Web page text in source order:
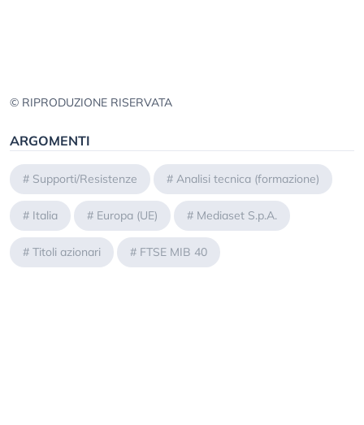
© RIPRODUZIONE RISERVATA
ARGOMENTI
# Supporti/Resistenze # Analisi tecnica (formazione)
# Italia # Europa (UE) # Mediaset S.p.A.
# Titoli azionari # FTSE MIB 40